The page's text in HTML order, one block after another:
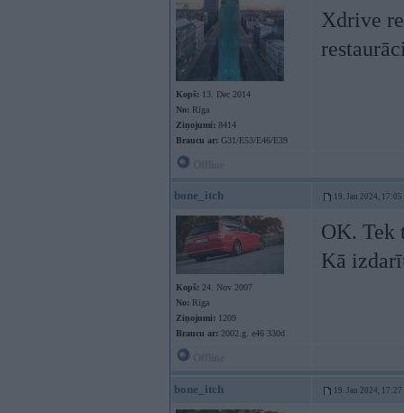
Kopš: 13. Dec 2014
No: Rīga
Ziņojumi: 8414
Braucu ar: G31/E53/E46/E39
Xdrive
bone_itch 19. Jan 2024, 17:05
Kopš: 24. Nov 2007
No: Rīga
Ziņojumi: 1209
Braucu ar: 2002.g. e46 330d
OK. Tek
Kā
bone_itch 19. Jan 2024, 17:27